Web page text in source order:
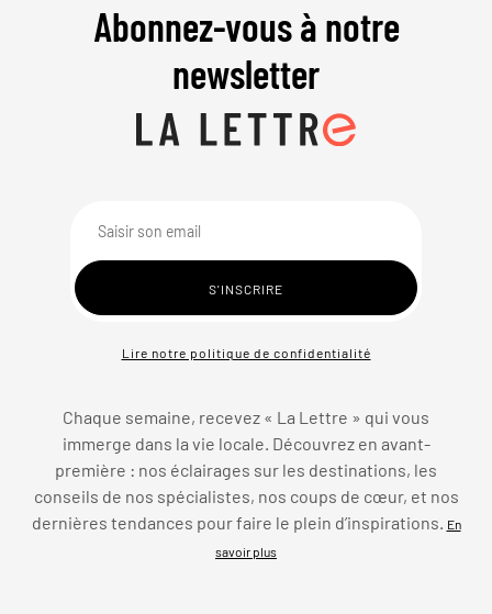
Abonnez-vous à notre
newsletter
Lire notre politique de confidentialité
Chaque semaine, recevez « La Lettre » qui vous
immerge dans la vie locale. Découvrez en avant-
première : nos éclairages sur les destinations, les
conseils de nos spécialistes, nos coups de cœur, et nos
dernières tendances pour faire le plein d’inspirations.
En
savoir plus